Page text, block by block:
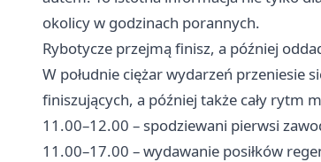
okolicy w godzinach porannych.
Rybotycze przejmą finisz, a później
W południe ciężar wydarzeń przeniesie
finiszujących, a później także cały rytm
11.00–12.00 – spodziewani pierwsi
11.00–17.00 – wydawanie posiłków